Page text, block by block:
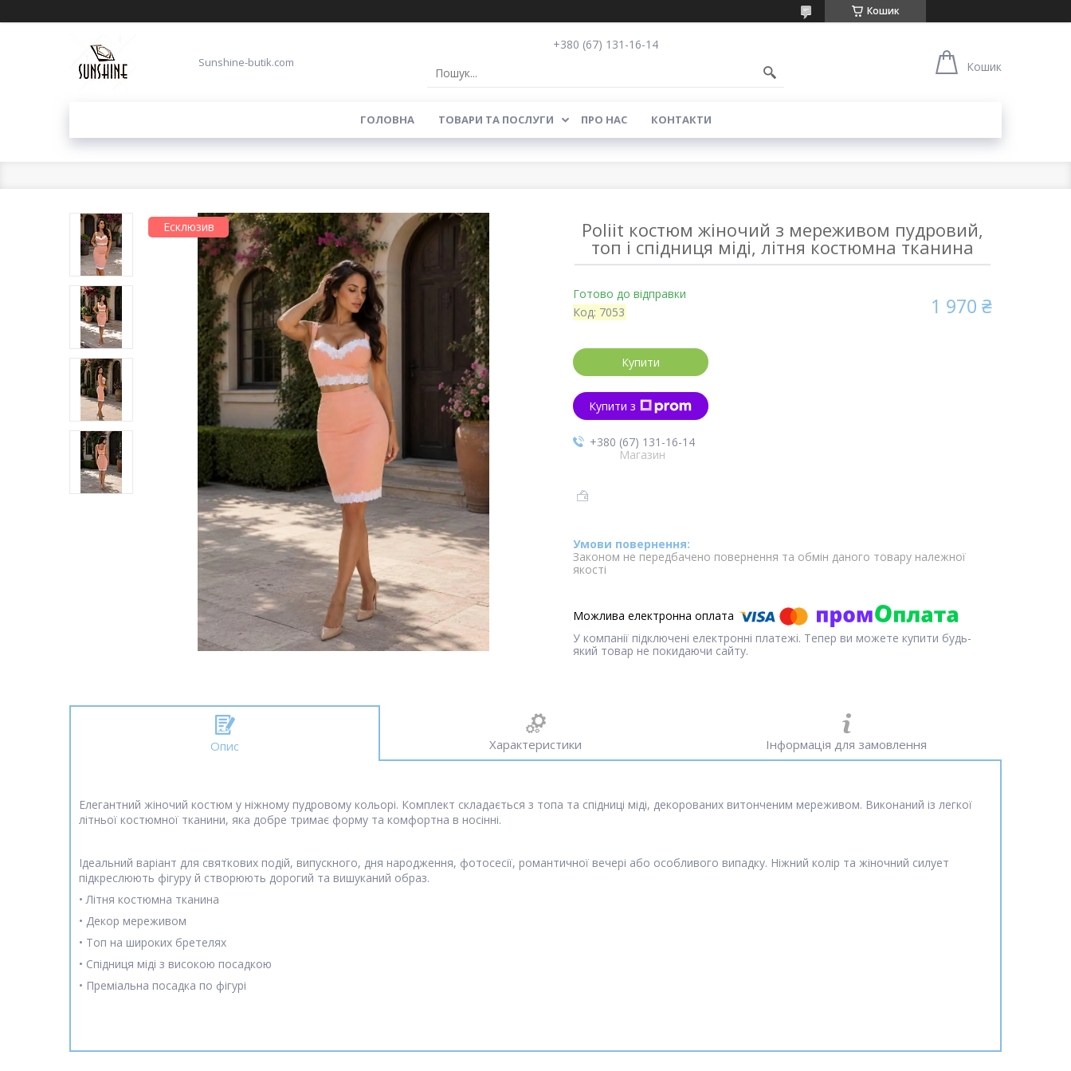
Кошик
Sunshine-butik.com
+380 (67) 131-16-14
Кошик
ГОЛОВНА ТОВАРИ ТА ПОСЛУГИ ПРО НАС КОНТАКТИ
Есклюзив Poliit костюм жіночий з мереживом пудровий,
топ і спідниця міді, літня костюмна тканина
Готово до відправки
Код: 7053 1 970 ₴
Купити
Купити з
+380 (67) 131-16-14
Магазин
Законом не передбачено повернення та обмін даного товару належної
якості
У компанії підключені електронні платежі. Тепер ви можете купити будь-
який товар не покидаючи сайту.
Опис Характеристики Інформація для замовлення
Елегантний жіночий костюм у ніжному пудровому кольорі. Комплект складається з топа та спідниці міді, декорованих витонченим мереживом. Виконаний із легкої
літньої костюмної тканини, яка добре тримає форму та комфортна в носінні.
Ідеальний варіант для святкових подій, випускного, дня народження, фотосесії, романтичної вечері або особливого випадку. Ніжний колір та жіночний силует
підкреслюють фігуру й створюють дорогий та вишуканий образ.
• Літня костюмна тканина
• Декор мереживом
• Топ на широких бретелях
• Спідниця міді з високою посадкою
• Преміальна посадка по фігурі